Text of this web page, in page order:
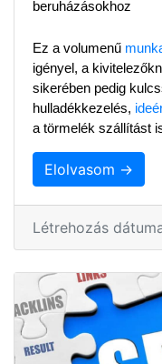
beruházásokhoz
Ez a volumenű
igényel, a
sikerében pedig
hulladékkezelés,
a törmelék szállítást
Elolvasom →
Létrehozás